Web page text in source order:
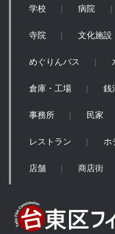
学校 病院
寺院 文化施設
めぐりんバス
倉庫・工場 銭
事務所 民家
レストラン ホ
店舗 商店街